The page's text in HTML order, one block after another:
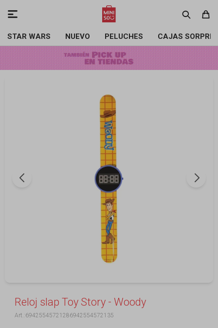
STAR WARS NUEVO PELUCHES CAJAS

Reloj slap Toy Story - Woody
69425545721286942554572135